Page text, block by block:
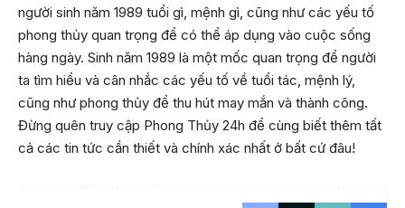
người sinh năm 1989 tuổi gì, mệnh gì, cũng như các yếu tố
phong thủy quan trọng để có thể áp dụng vào cuộc sống
hàng ngày. Sinh năm 1989 là một mốc quan trọng để người
ta tìm hiểu và cân nhắc các yếu tố về tuổi tác, mệnh lý,
cũng như phong thủy để thu hút may mắn và thành công.
Đừng quên truy cập Phong Thủy 24h để cùng biết thêm tất
cả các tin tức cần thiết và chính xác nhất ở bất cứ đâu!